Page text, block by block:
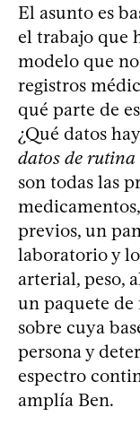
El asunto es
el trabajo que
modelo que
registros
qué parte de
¿Qué datos
datos de rutina
son todas las
previos, un
laboratorio y
arterial, peso,
un paquete de
sobre cuya
persona y
espectro
amplía Ben.